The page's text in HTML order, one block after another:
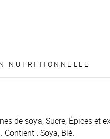
NUTRITIONNELLE
de soya, Sucre, Épices et
Contient : Soya, Blé.